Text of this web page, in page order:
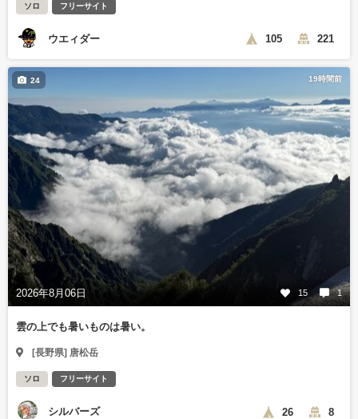
ソロ フリーサイト
ウエィダー 105 221
19時間前
2026年8月06日 15 1
24
雲の上でも暑いものは暑い。
[長野県] 唐松岳
ソロ フリーサイト
シルバーズ 26 8